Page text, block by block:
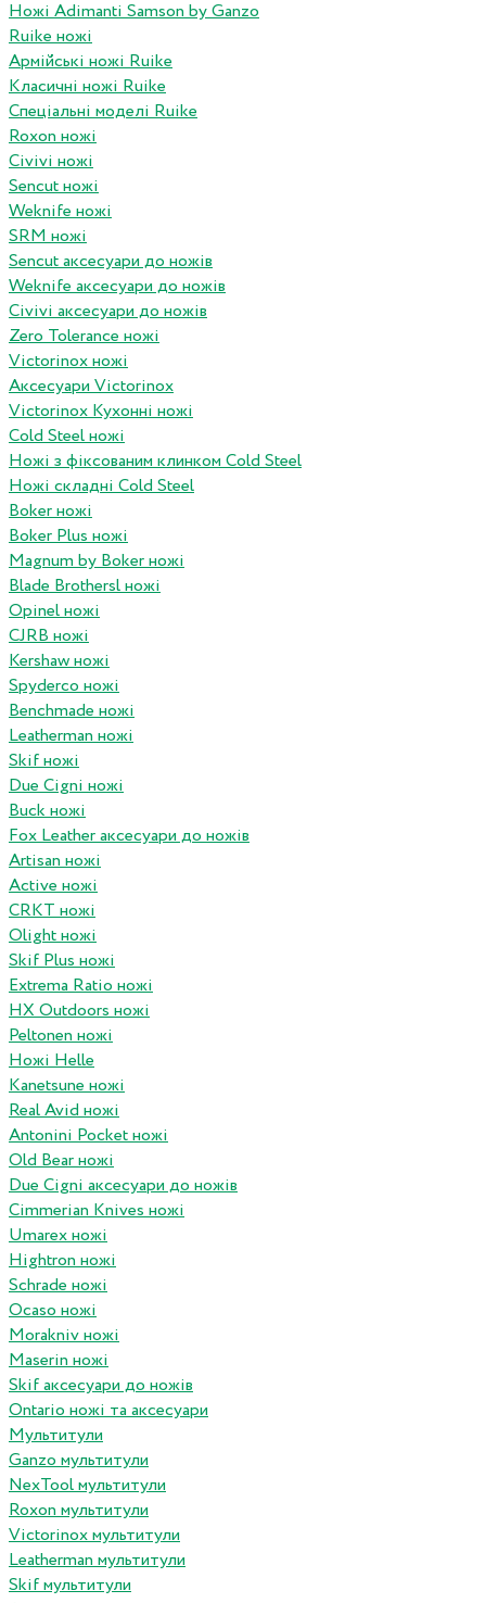
Ножі Adimanti Samson by Ganzo
Ruike ножі
Армійські ножі Ruike
Класичні ножі Ruike
Спеціальні моделі Ruike
Roxon ножi
Civivi ножі
Sencut ножі
Weknife ножі
SRM ножі
Sencut аксесуари до ножів
Weknife аксесуари до ножів
Civivi аксесуари до ножів
Zero Tolerance ножі
Victorinox ножі
Аксесуари Victorinox
Victorinox Кухонні ножі
Cold Steel ножі
Ножі з фіксованим клинком Cold Steel
Ножі складні Cold Steel
Boker ножі
Boker Plus ножі
Magnum by Boker ножі
Blade Brothersl ножі
Opinel ножі
CJRB ножі
Kershaw ножі
Spyderco ножі
Benchmade ножі
Leatherman ножі
Skif ножі
Due Cigni ножі
Buck ножі
Fox Leather аксесуари до ножів
Artisan ножі
Active ножі
CRKT ножі
Olight ножі
Skif Plus ножі
Extrema Ratio ножі
HX Outdoors ножі
Peltonen ножі
Ножі Helle
Kanetsune ножі
Real Avid ножі
Antonini Pocket ножі
Old Bear ножі
Due Cigni аксесуари до ножів
Cimmerian Knives ножі
Umarex ножі
Hightron ножі
Schrade ножі
Ocaso ножі
Morakniv ножі
Maserin ножі
Skif аксесуари до ножів
Ontario ножі та аксесуари
Мультитули
Ganzo мультитули
NexTool мультитули
Roxon мультитули
Victorinox мультитули
Leatherman мультитули
Skif мультитули